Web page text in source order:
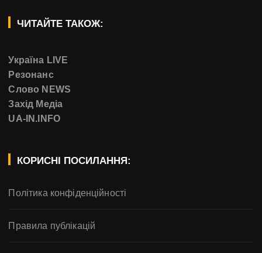
ЧИТАЙТЕ ТАКОЖ:
Україна LIVE
Резонанс
Слово NEWS
Захід Медіа
UA-IN.INFO
КОРИСНІ ПОСИЛАННЯ:
Політика конфіденційності
Правила публікацій